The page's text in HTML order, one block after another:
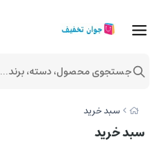
سبد خرید
سبد خرید
جستجوی محصول، دسته، برند...